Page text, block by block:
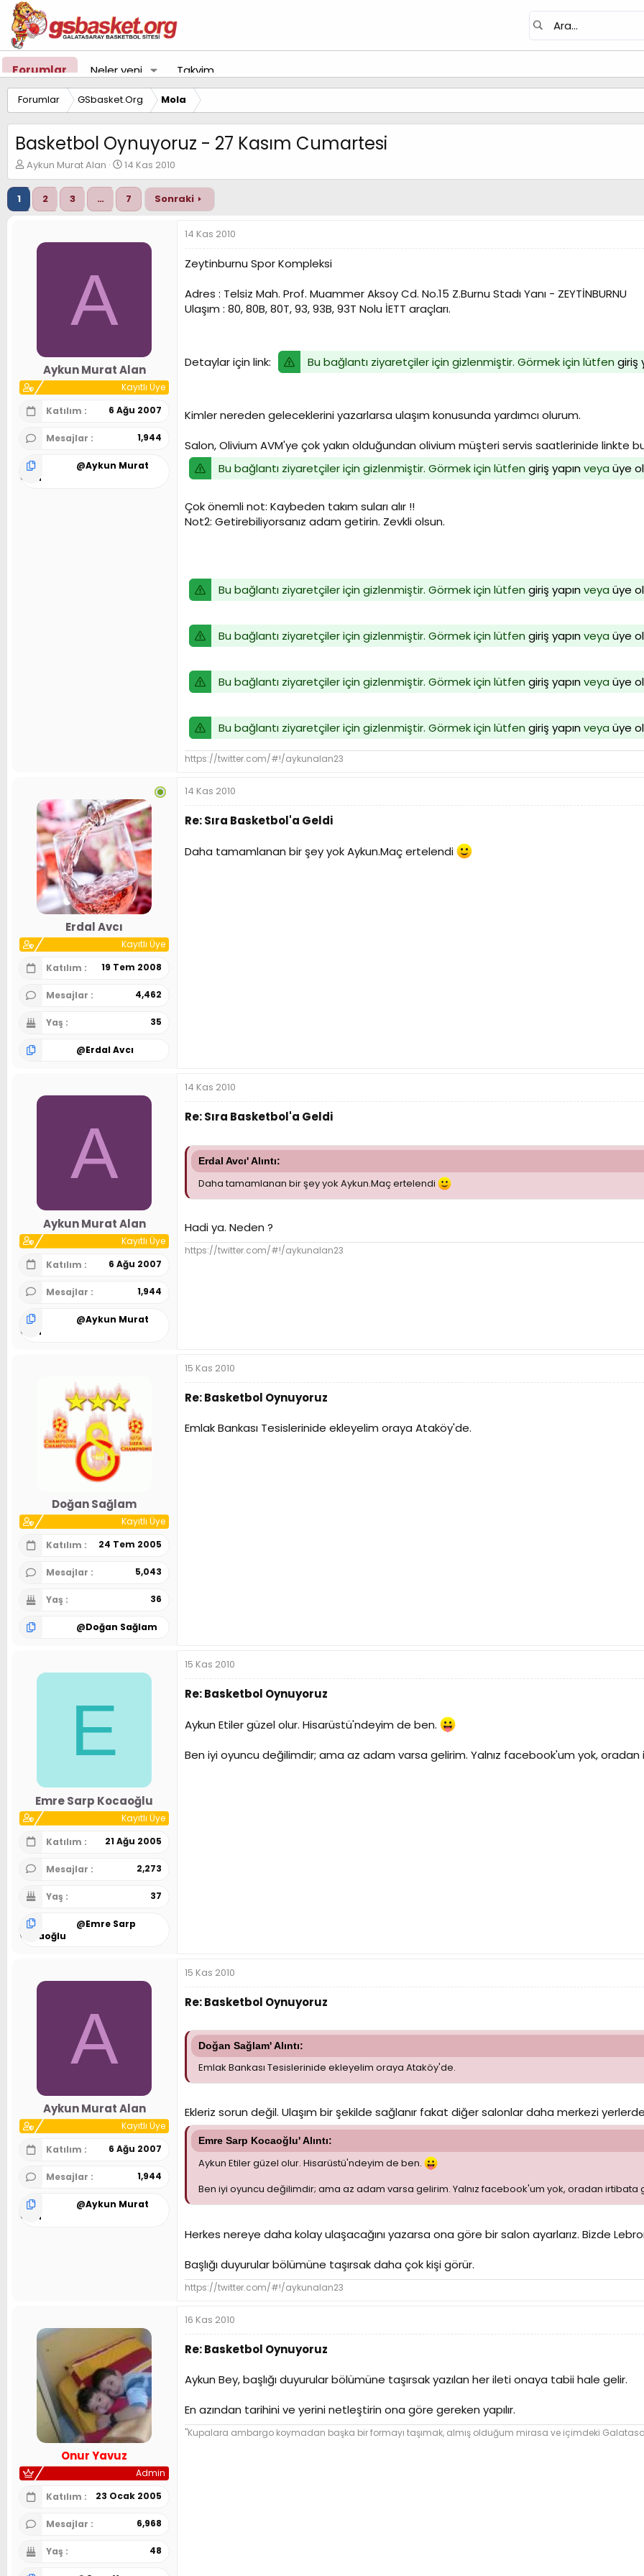
Forumlar Neler yeni Takvim
Forumlar GSbasket.Org Mola
Basketbol Oynuyoruz - 27 Kasım Cumartesi
K
o
n
u
y
Aykun Murat Alan
B
a
ş
a
g
14 Kas 2010
1 2 3 … 7 Sonraki
A
Aykun Murat Alan
Kayıtlı Üye
Katılım
6 Ağu 2007
Mesajlar 1,944
@Aykun Murat
Alan
14 Kas 2010
Zeytinburnu Spor Kompleksi
Adres : Telsiz Mah. Prof. Muammer Aksoy Cd. No.15 Z.Burnu Stadı Yanı - ZEYTİNBURNU
Ulaşım : 80, 80B, 80T, 93, 93B, 93T Nolu İETT araçları.
Detaylar için link: Bu bağlantı ziyaretçiler için gizlenmiştir. Görmek için lütfen giriş
Kimler nereden geleceklerini yazarlarsa ulaşım konusunda yardımcı olurum.
Salon, Olivium AVM'ye çok yakın olduğundan olivium müşteri servis saatlerinide linkte
Bu bağlantı ziyaretçiler için gizlenmiştir. Görmek için lütfen giriş yapınveya üye
Çok önemli not: Kaybeden takım suları alır !!
Not2: Getirebiliyorsanız adam getirin. Zevkli olsun.
Bu bağlantı ziyaretçiler için gizlenmiştir. Görmek için lütfen giriş yapınveya üye
Bu bağlantı ziyaretçiler için gizlenmiştir. Görmek için lütfen giriş yapınveya üye
Bu bağlantı ziyaretçiler için gizlenmiştir. Görmek için lütfen giriş yapınveya üye
Bu bağlantı ziyaretçiler için gizlenmiştir. Görmek için lütfen giriş yapınveya üye
https://twitter.com/#!/aykunalan23
Erdal Avcı
Kayıtlı Üye
Katılım
19 Tem 2008
Mesajlar 4,462
Yaş 35
@Erdal Avcı
14 Kas 2010
Re: Sıra Basketbol'a Geldi
Daha tamamlanan bir şey yok Aykun.Maç ertelendi
A
Aykun Murat Alan
Kayıtlı Üye
Katılım
6 Ağu 2007
Mesajlar 1,944
@Aykun Murat
Alan
14 Kas 2010
Re: Sıra Basketbol'a Geldi
Erdal Avcı' Alıntı:
Daha tamamlanan bir şey yok Aykun.Maç ertelendi
Hadi ya. Neden ?
https://twitter.com/#!/aykunalan23
Doğan Sağlam
Kayıtlı Üye
Katılım
24 Tem 2005
Mesajlar 5,043
Yaş 36
@Doğan Sağlam
15 Kas 2010
Re: Basketbol Oynuyoruz
Emlak Bankası Tesislerinide ekleyelim oraya Ataköy'de.
E
Emre Sarp Kocaoğlu
Kayıtlı Üye
Katılım
21 Ağu 2005
Mesajlar 2,273
Yaş 37
@Emre Sarp
Kocaoğlu
15 Kas 2010
Re: Basketbol Oynuyoruz
Aykun Etiler güzel olur. Hisarüstü'ndeyim de ben.
Ben iyi oyuncu değilimdir; ama az adam varsa gelirim. Yalnız facebook'um yok,
A
Aykun Murat Alan
Kayıtlı Üye
Katılım
6 Ağu 2007
Mesajlar 1,944
@Aykun Murat
Alan
15 Kas 2010
Re: Basketbol Oynuyoruz
Doğan Sağlam' Alıntı:
Emlak Bankası Tesislerinide ekleyelim oraya Ataköy'de.
Ekleriz sorun değil. Ulaşım bir şekilde sağlanır fakat diğer salonlar daha merkezi
Emre Sarp Kocaoğlu' Alıntı:
Aykun Etiler güzel olur. Hisarüstü'ndeyim de ben.
Ben iyi oyuncu değilimdir; ama az adam varsa gelirim. Yalnız facebook'um yok, oradan
Herkes nereye daha kolay ulaşacağını yazarsa ona göre bir salon ayarlarız. Bizde
Başlığı duyurular bölümüne taşırsak daha çok kişi görür.
https://twitter.com/#!/aykunalan23
Onur Yavuz
Admin
Katılım
23 Ocak 2005
Mesajlar 6,968
Yaş 48
16 Kas 2010
Re: Basketbol Oynuyoruz
Aykun Bey, başlığı duyurular bölümüne taşırsak yazılan her ileti onaya tabii hale gelir.
En azından tarihini ve yerini netleştirin ona göre gereken yapılır.
"Kupalara ambargo koymadan başka bir formayı taşımak, almış olduğum mirasa ve içimdeki